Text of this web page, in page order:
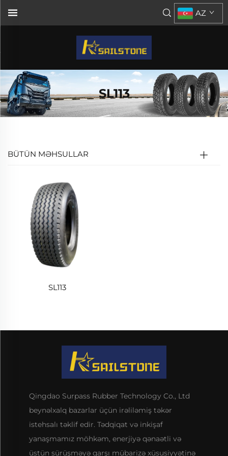
AZ
SL113
BÜTÜN MƏHSULLAR
SL113
Qingdao Surpass Rubber Technology Co., Ltd
beynəlxalq bazarlar üçün irəliləmiş təkər
istehsalı təklif edir. Tədqiqat və inkişaf
yanaşmamız möhkəm, enerjiyə qənaətli və
üstün sürüşməyə qarşı mübarizə xüsusiyyətinə